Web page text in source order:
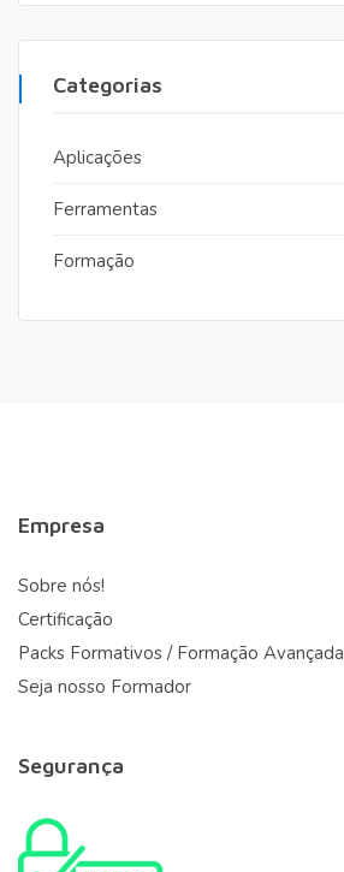
Categorias
Aplicações
Ferramentas
Formação
Empresa
Sobre nós!
Certificação
Packs Formativos / Formação Avançada
Seja nosso Formador
Segurança